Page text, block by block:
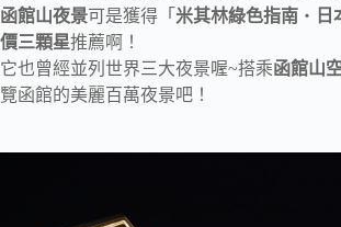
函館山夜景可是獲得「 米其林綠色指南 ・ 日
價三顆星推薦啊！
它也曾經並列世界三大夜景喔~搭乘函館山
覽函館的美麗百萬夜景吧！